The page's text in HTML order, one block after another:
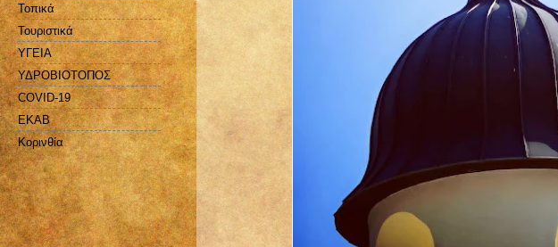
Τοπικά
Τουριστικά
ΥΓΕΙΑ
ΥΔΡΟΒΙΟΤΟΠΟΣ
COVID-19
EKAB
Kορινθία